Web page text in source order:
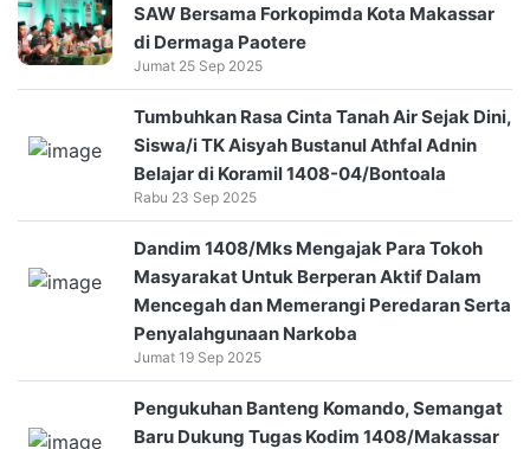
SAW Bersama Forkopimda Kota Makassar
di Dermaga Paotere
Jumat 25 Sep 2025
Tumbuhkan Rasa Cinta Tanah Air Sejak Dini,
Siswa/i TK Aisyah Bustanul Athfal Adnin
Belajar di Koramil 1408-04/Bontoala
Rabu 23 Sep 2025
Dandim 1408/Mks Mengajak Para Tokoh
Masyarakat Untuk Berperan Aktif Dalam
Mencegah dan Memerangi Peredaran Serta
Penyalahgunaan Narkoba
Jumat 19 Sep 2025
Pengukuhan Banteng Komando, Semangat
Baru Dukung Tugas Kodim 1408/Makassar